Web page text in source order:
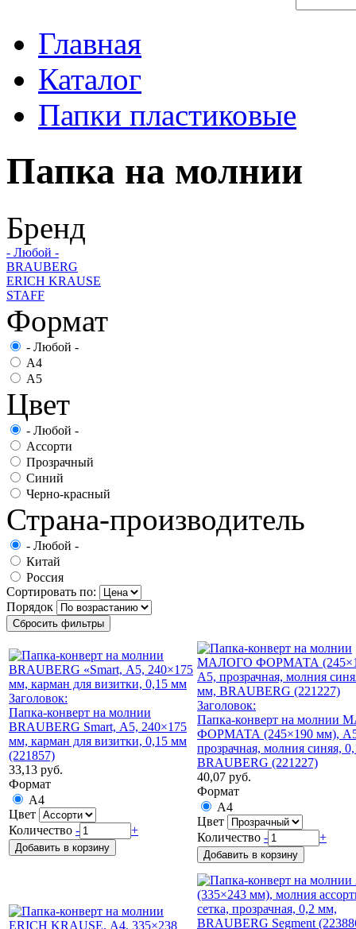
Главная
Каталог
Папки пластиковые
Папка на молнии
Бренд
- Любой -
BRAUBERG
ERICH KRAUSE
STAFF
Формат
- Любой -
А4
А5
Цвет
- Любой -
Ассорти
Прозрачный
Синий
Черно-красный
Страна-производитель
- Любой -
Китай
Россия
Сортировать по:
Порядок
Заголовок:
Папка-конверт на молнии
BRAUBERG Smart, А5, 240×175
мм, карман для визитки, 0,15 мм
(221857)
33,13 руб.
Формат
А4
Цвет
Количество - +
Заголовок:
Папка-конверт на молнии
ФОРМАТА (245×190 мм),
прозрачная, молния синяя,
BRAUBERG (221227)
40,07 руб.
Формат
А4
Цвет
Количество - +